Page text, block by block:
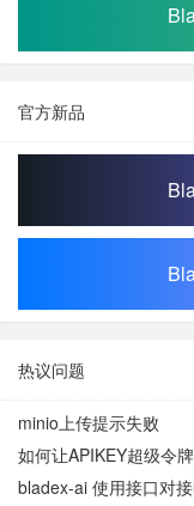
官方新品
热议问题
minio上传提示失败
如何让APIKEY超级令
bladex-ai 使用接口对